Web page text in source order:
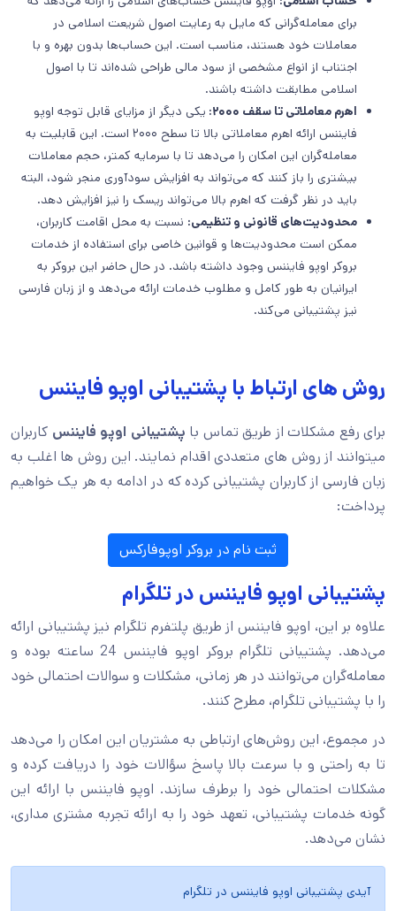
برای معامله‌گرانی که مایل به رعایت اصول شریعت اسلامی در
معاملات خود هستند، مناسب است. این حساب‌ها بدون بهره و با
اجتناب از انواع مشخصی از سود مالی طراحی شده‌اند تا با اصول
اسلامی مطابقت داشته باشند.
اهرم معاملاتی تا سقف ۲۰۰۰:
یکی دیگر از مزایای قابل توجه اوپو
فایننس ارائه اهرم معاملاتی بالا تا سطح ۲۰۰۰ است. این قابلیت به
معامله‌گران این امکان را می‌دهد تا با سرمایه کمتر، حجم معاملات
بیشتری را باز کنند که می‌تواند به افزایش سودآوری منجر شود، البته
باید در نظر گرفت که اهرم بالا می‌تواند ریسک را نیز افزایش دهد.
محدودیت‌های قانونی و تنظیمی: نسبت به محل اقامت کاربران،
ممکن است محدودیت‌ها و قوانین خاصی برای استفاده از خدمات
بروکر اوپو فایننس وجود داشته باشد. در حال حاضر این بروکر به
ایرانیان به طور کامل و مطلوب خدمات ارائه می‌دهد و از زبان فارسی
نیز پشتیبانی می‌کند.
روش های ارتباط با پشتیبانی اوپو فایننس
برای رفع مشکلات از طریق تماس با پشتیبانی اوپو فایننس کاربران
میتوانند از روش های متعددی اقدام نمایند. این روش ها اغلب به
زبان فارسی از کاربران پشتیبانی کرده که در ادامه به هر یک خواهیم
پرداخت:
ثبت نام در بروکر اوپوفارکس
پشتیبانی اوپو فایننس در تلگرام
علاوه بر این، اوپو فایننس از طریق پلتفرم تلگرام نیز پشتیبانی ارائه
می‌دهد. پشتیبانی تلگرام بروکر اوپو فایننس 24 ساعته بوده و
معامله‌گران می‌توانند در هر زمانی، مشکلات و سوالات احتمالی خود
را با پشتیبانی تلگرام، مطرح کنند.
در مجموع، این روش‌های ارتباطی به مشتریان این امکان را می‌دهد
تا به راحتی و با سرعت بالا پاسخ سؤالات خود را دریافت کرده و
مشکلات احتمالی خود را برطرف سازند. اوپو فایننس با ارائه این
گونه خدمات پشتیبانی، تعهد خود را به ارائه تجربه مشتری مداری،
نشان می‌دهد.
آیدی پشتیبانی اوپو فایننس در تلگرام